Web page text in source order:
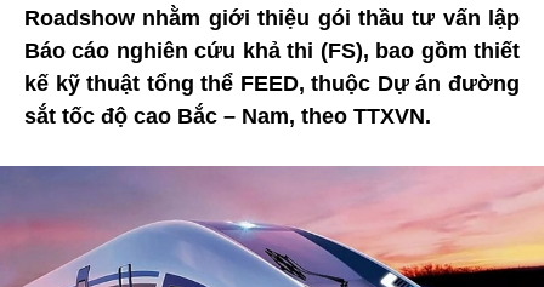
Roadshow nhằm giới thiệu gói thầu tư vấn lập
Báo cáo nghiên cứu khả thi (FS), bao gồm thiết
kế kỹ thuật tổng thể FEED, thuộc Dự án đường
sắt tốc độ cao Bắc – Nam, theo TTXVN.